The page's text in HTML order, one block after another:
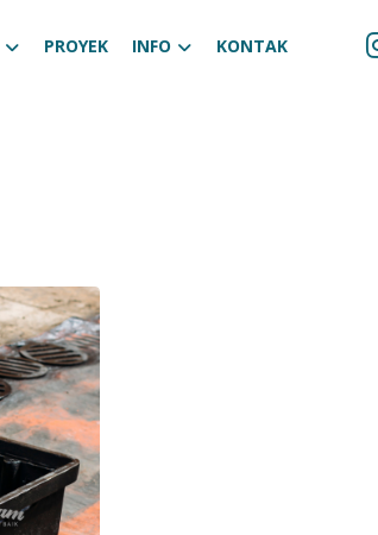
PROYEK INFO KONTAK